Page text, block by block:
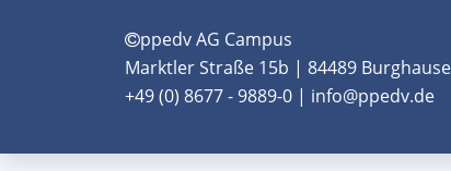
ppedv AG Campus
Marktler Straße 15b | 84489
+49 (0) 8677 - 9889-0 | info@ppedv.de